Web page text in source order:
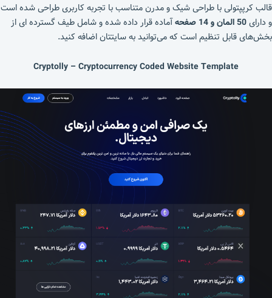
قالب کرپپتولی با طراحی شیک و مدرن متناسب با تجربه کاربری طراحی شده است
و دارای
آماده قرار داده شده و شامل طیف گسترده ای از
بخش‌های قابل تنظیم است که می‌توانید به سایتتان اضافه کنید.
Cryptolly – Cryptocurrency Coded Website Template